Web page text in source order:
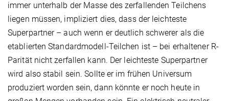
immer unterhalb der Masse des zerfallenden Teilchens
liegen müssen, impliziert dies, dass der leichteste
Superpartner – auch wenn er deutlich schwerer als die
etablierten Standardmodell-Teilchen ist – bei erhaltener R-
Parität nicht zerfallen kann. Der leichteste Superpartner
wird also stabil sein. Sollte er im frühen Universum
produziert worden sein, dann könnte er noch heute in